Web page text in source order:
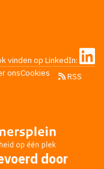
vinden op LinkedIn:
onsCookies RSS
door